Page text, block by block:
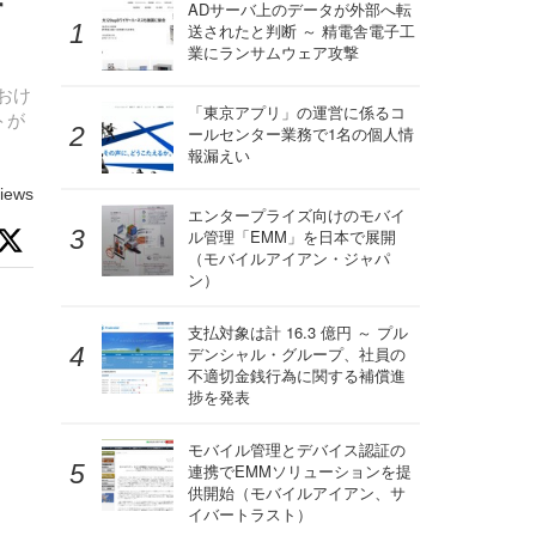
け
が
ADサーバ上のデータが外部へ転
送されたと判断 ～ 精電舎電子工
業にランサムウェア攻撃
「東京アプリ」の運営に係るコ
ールセンター業務で1名の個人情
報漏えい
エンタープライズ向けのモバイ
ル管理「EMM」を日本で展開
（モバイルアイアン・ジャパ
ン）
支払対象は計 16.3 億円 ～ プル
デンシャル・グループ、社員の
不適切金銭行為に関する補償進
捗を発表
モバイル管理とデバイス認証の
連携でEMMソリューションを提
供開始（モバイルアイアン、サ
イバートラスト）